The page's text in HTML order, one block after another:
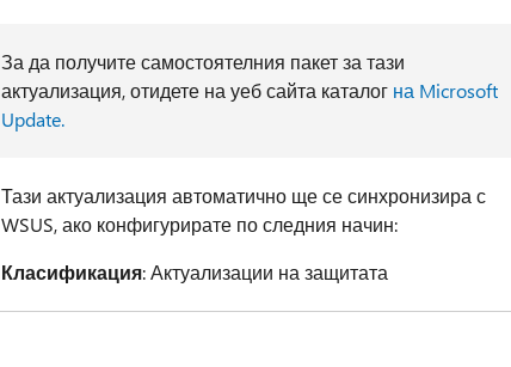
За да получите самостоятелния пакет за тази
актуализация, отидете на уеб сайта каталог на Microsoft
Update.
Тази актуализация автоматично ще се синхронизира с
WSUS, ако конфигурирате по следния начин:
Класификация: Актуализации на защитата